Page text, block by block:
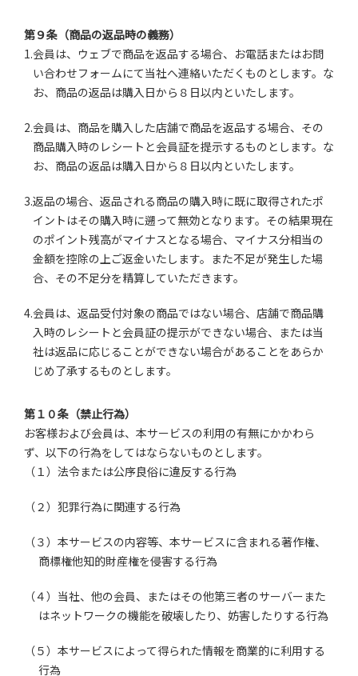
第９条（商品の返品時の義務）
1.会員は、ウェブで商品を返品する場合、お電話またはお問
い合わせフォームにて当社へ連絡いただくものとします。な
お、商品の返品は購入日から８日以内といたします。
2.会員は、商品を購入した店舗で商品を返品する場合、その
商品購入時のレシートと会員証を提示するものとします。な
お、商品の返品は購入日から８日以内といたします。
3.返品の場合、返品される商品の購入時に既に取得されたポ
イントはその購入時に遡って無効となります。その結果現在
のポイント残高がマイナスとなる場合、マイナス分相当の
金額を控除の上ご返金いたします。また不足が発生した場
合、その不足分を精算していただきます。
4.会員は、返品受付対象の商品ではない場合、店舗で商品購
入時のレシートと会員証の提示ができない場合、または当
社は返品に応じることができない場合があることをあらか
じめ了承するものとします。
第１０条（禁止行為）
お客様および会員は、本サービスの利用の有無にかかわら
ず、以下の行為をしてはならないものとします。
（１）法令または公序良俗に違反する行為
（２）犯罪行為に関連する行為
（３）本サービスの内容等、本サービスに含まれる著作権、
商標権他知的財産権を侵害する行為
（４）当社、他の会員、またはその他第三者のサーバーまた
はネットワークの機能を破壊したり、妨害したりする行為
（５）本サービスによって得られた情報を商業的に利用する
行為